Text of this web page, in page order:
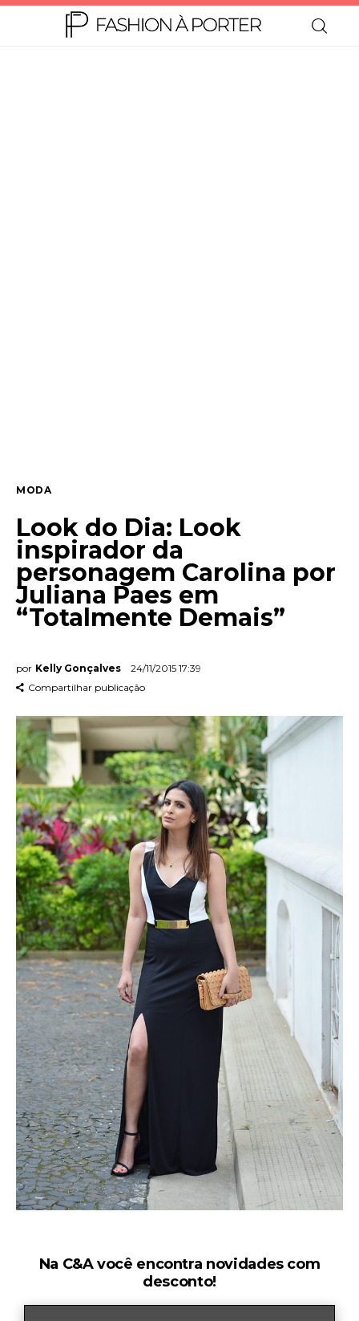
Quem somos
Contato
MODA
Look do Dia: Look
inspirador da
personagem Carolina por
Juliana Paes em
“Totalmente Demais”
por Kelly Gonçalves
24/11/2015 17:39
Compartilhar publicação
Na C&A você encontra novidades com
desconto!